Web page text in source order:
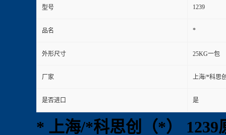
型号 1239
品名 *
外形尺寸 25KG一包
厂家 上海/*科思
是否进口 是
* 上海/*科思创（*） 1239